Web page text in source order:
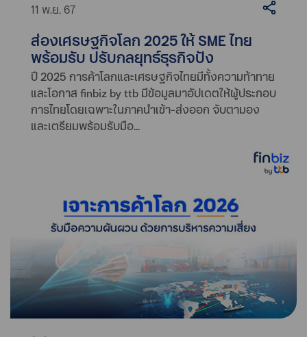
11 พ.ย. 67
ส่องเศรษฐกิจโลก 2025 ให้ SME ไทย
พร้อมรับ ปรับกลยุทธ์ธุรกิจปัง
ปี 2025 การค้าโลกและเศรษฐกิจไทยมีทั้งความท้าทาย
และโอกาส finbiz by ttb มีข้อมูลมาอัปเดตให้ผู้ประกอบ
การไทยโดยเฉพาะในภาคนำเข้า-ส่งออก จับตามอง
และเตรียมพร้อมรับมือ...